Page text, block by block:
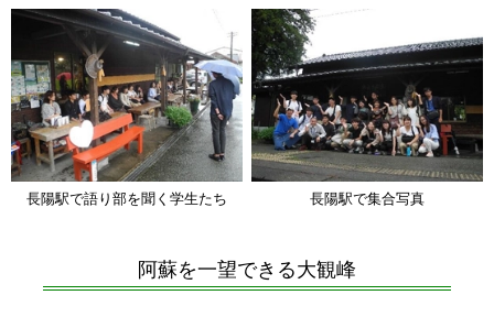
長陽駅で語り部を聞く学生たち 長陽駅で集合写真
阿蘇を一望できる大観峰